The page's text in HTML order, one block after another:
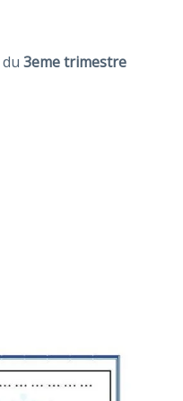
3eme trimestre